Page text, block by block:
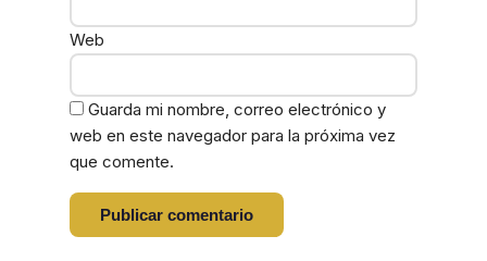
Web
Guarda mi nombre, correo electrónico y
web en este navegador para la próxima vez
que comente.